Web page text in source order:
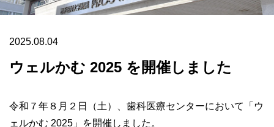
2025.08.04
ウェルかむ 2025 を開催しました
令和７年８月２日（土）、歯科医療センターにおいて「ウ
ェルかむ 2025」を開催しました。